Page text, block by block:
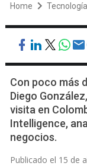
Home Tecnología
Con poco más
Diego
visita en
Intelligence,
negocios.
Publicado el 15 de